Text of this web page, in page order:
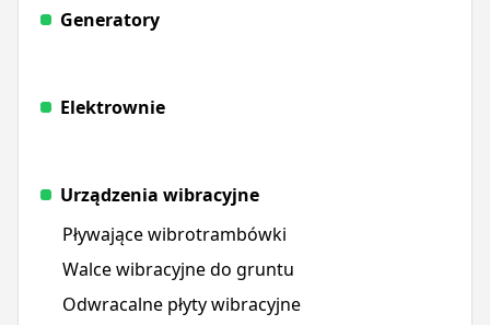
Generatory
Elektrownie
Urządzenia wibracyjne
Pływające wibrotrambówki
Walce wibracyjne do gruntu
Odwracalne płyty wibracyjne